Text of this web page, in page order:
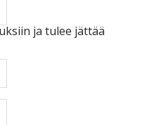
ja tulee jättää